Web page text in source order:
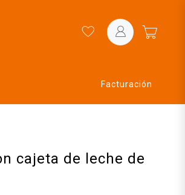
Facturación
cajeta de leche de